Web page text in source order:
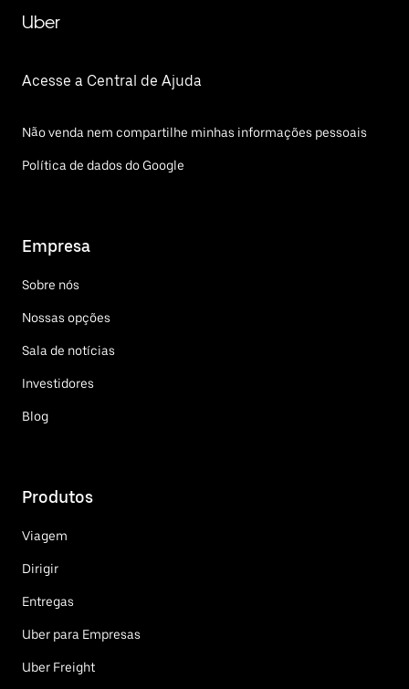
Uber
Acesse a Central de Ajuda
Não venda nem compartilhe minhas informações pessoais
Política de dados do Google
Empresa
Sobre nós
Nossas opções
Sala de notícias
Investidores
Blog
Produtos
Viagem
Dirigir
Entregas
Uber para Empresas
Uber Freight